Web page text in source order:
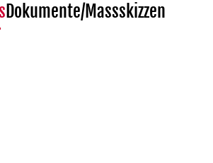
Dokumente/Massskizzen